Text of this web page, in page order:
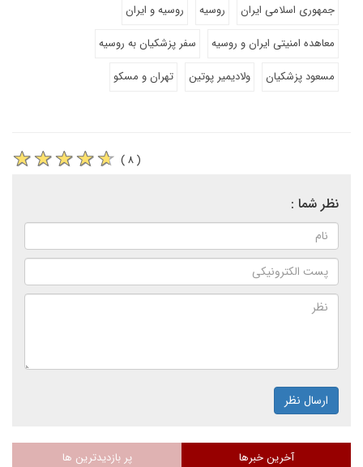
جمهوری اسلامی ایران
روسیه
روسیه و ایران
معاهده امنیتی ایران و روسیه
سفر پزشکیان به روسیه
مسعود پزشکیان
ولادیمیر پوتین تهران و مسکو
( ۸ )
نظر شما :
ارسال نظر
آخرین خبرها پر بازدیدترین ها